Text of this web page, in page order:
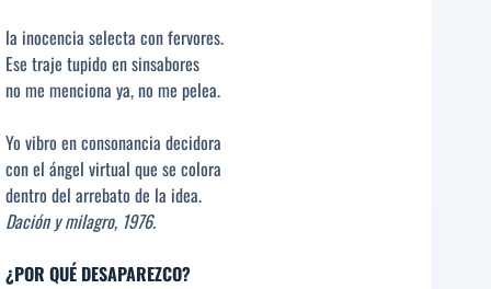
la inocencia selecta con fervores.
Ese traje tupido en sinsabores
no me menciona ya, no me pelea.
Yo vibro en consonancia decidora
con el ángel virtual que se colora
dentro del arrebato de la idea.
Dación y milagro, 1976.
¿POR QUÉ DESAPAREZCO?